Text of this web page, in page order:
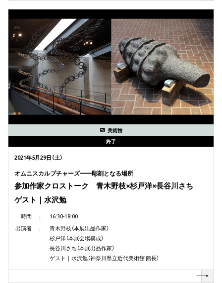
美術館
終了
2021年5月29日（土）
オムニスカルプチャーズ——彫刻となる場所
参加作家クロストーク 青木野枝×杉戸洋×長谷川さち
ゲスト｜水沢勉
時間
16:30-18:00
出演者
青木野枝（本展出品作家）
杉戸洋（本展会場構成）
長谷川さち（本展出品作家）
ゲスト｜ 水沢勉（神奈川県立近代美術館 館長）